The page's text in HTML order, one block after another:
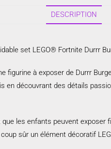
DESCRIPTION
set LEGO® Fortnite Durrr
figurine à exposer de Durrr
en découvrant des détails
les enfants peuvent
sûr un élément décoratif